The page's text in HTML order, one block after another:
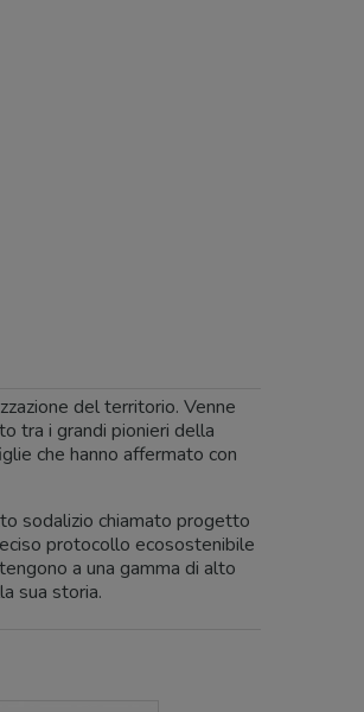
del territorio. Venne
tra i grandi pionieri della
che hanno affermato con
sodalizio chiamato progetto
protocollo ecosostenibile
a una gamma di alto
sua storia.